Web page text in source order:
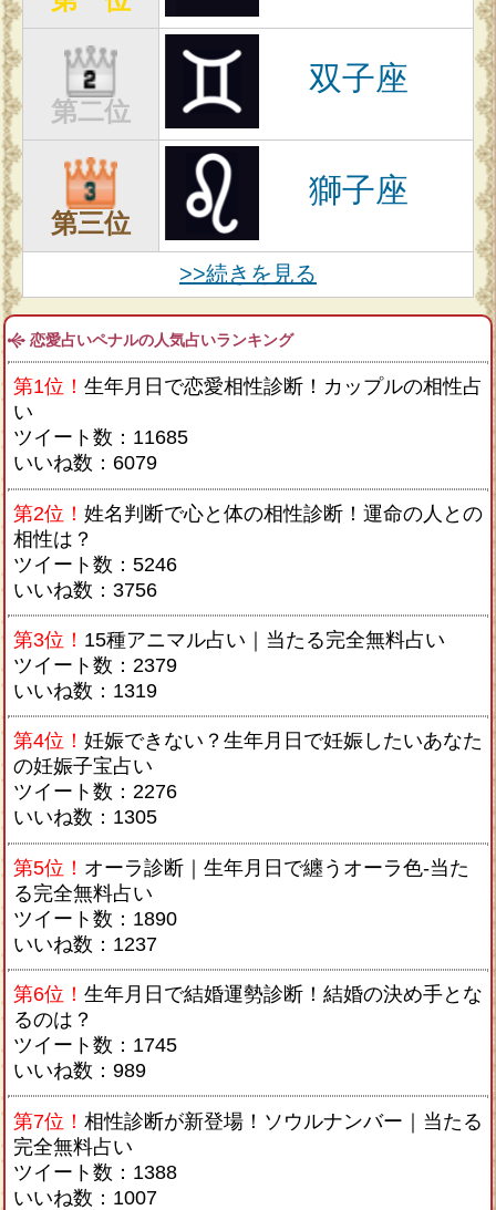
第二位
双子座
第三位
獅子座
>>続きを見る
恋愛占いペナルの人気占いランキング
第1位！ 生年月日で恋愛相性診断！カップルの相性占
い
ツイート数：11685
いいね数：6079
第2位！ 姓名判断で心と体の相性診断！運命の人との
相性は？
ツイート数：5246
いいね数：3756
第3位！ 15種アニマル占い｜当たる完全無料占い
ツイート数：2379
いいね数：1319
第4位！ 妊娠できない？生年月日で妊娠したいあなた
の妊娠子宝占い
ツイート数：2276
いいね数：1305
第5位！ オーラ診断｜生年月日で纏うオーラ色-当た
る完全無料占い
ツイート数：1890
いいね数：1237
第6位！ 生年月日で結婚運勢診断！結婚の決め手とな
るのは？
ツイート数：1745
いいね数：989
第7位！ 相性診断が新登場！ソウルナンバー｜当たる
完全無料占い
ツイート数：1388
いいね数：1007